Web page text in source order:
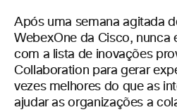
Após uma semana agitada
WebexOne da Cisco, nunca
com a lista de inovações
Collaboration para gerar
vezes melhores do que as
ajudar as organizações a